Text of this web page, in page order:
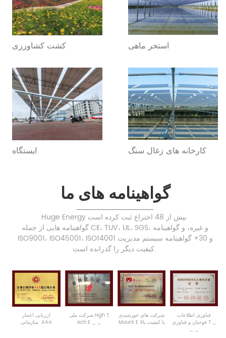
کشت کشاورزی استخر ماهی
ایستگاه کارخانه های زغال سنگ
گواهینامه های ما
گواهینامه هایی از جمله CE، TUV، UL، SGS، و غیره، و گواهینامه
ISO9001، ISO45001، ISO14001 و 30+ گواهینامه سیستم مدیریت
کیفیت دیگر را گذرانده است.
ارزیابی اعتبار
AAA
شرکتHghT
echE _ _
شرکت های خورشیدی
MountEبا کیفیت بالا
فناوری اطلاعات
فوجیان و T _
_ _